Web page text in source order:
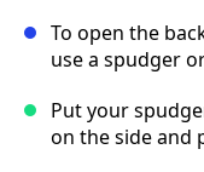
To open the
use a spudger
Put your
on the side and